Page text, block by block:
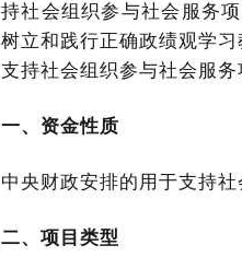
持社会组织参与社会服务
树立和践行正确政绩观学
支持社会组织参与社会服
一、资金性质
中央财政安排的用于支持
二、项目类型